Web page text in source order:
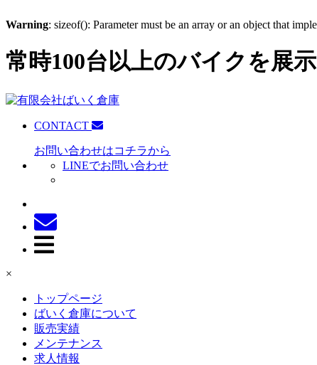
Warning: sizeof(): Parameter must be an array or an object that
常時100台以上のバイクを展
CONTACT
お問い合わせはコチラから
LINEでお問い合わせ
×
トップページ
ばいく倉庫について
販売実績
メンテナンス
求人情報